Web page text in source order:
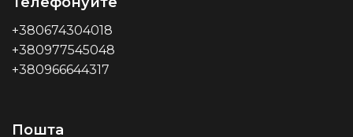
+380674304018
+380977545048
+380966644317
Пошта